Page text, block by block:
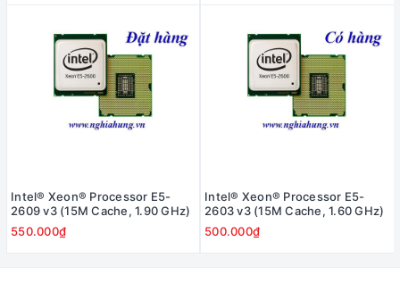
Intel® Xeon® Processor E5-
2609 v3 (15M Cache, 1.90 GHz)
550.000₫
Intel® Xeon® Processor E5-
2603 v3 (15M Cache, 1.60 GHz)
500.000₫